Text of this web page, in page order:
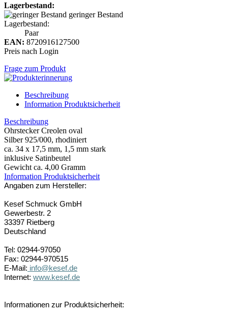
Lagerbestand:
geringer Bestand
Lagerbestand:
Paar
EAN: 8720916127500
Preis nach Login
Frage zum Produkt
Beschreibung
Information Produktsicherheit
Beschreibung
Ohrstecker Creolen oval
Silber 925/000, rhodiniert
ca. 34 x 17,5 mm, 1,5 mm stark
inklusive Satinbeutel
Gewicht ca. 4,00 Gramm
Information Produktsicherheit
Angaben zum Hersteller:
Kesef Schmuck GmbH
Gewerbestr. 2
33397 Rietberg
Deutschland
Tel: 02944-97050
Fax: 02944-970515
E-Mail: info@kesef.de
Internet: www.kesef.de
Informationen zur Produktsicherheit: